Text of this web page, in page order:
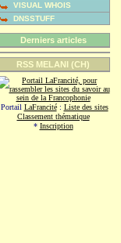
VISUAL WHOIS
DNSSTUFF
Derniers articles
RSS MELANI (CH)
Portail LaFrancité: Liste des sites
Classement thématique
* Inscription